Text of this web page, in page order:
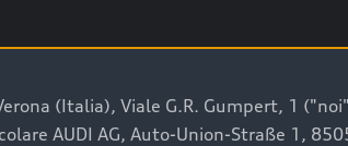
(Italia), Viale G.R. Gumpert, 1
AUDI AG, Auto-Union-Straße 1,